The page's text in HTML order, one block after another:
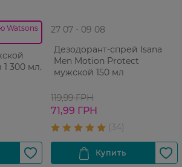
Watsons
1 300 мл.
27 07 - 09 08
Дезодорант-спрей Isana
Men Motion Protect
мужской 150 мл
119,99 ГРН
71,99 ГРН